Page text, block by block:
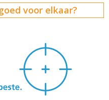
voor elkaar?